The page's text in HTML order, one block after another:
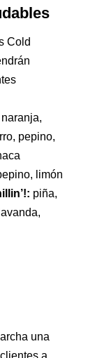
Cold
pepino,
limón
piña,
una
a